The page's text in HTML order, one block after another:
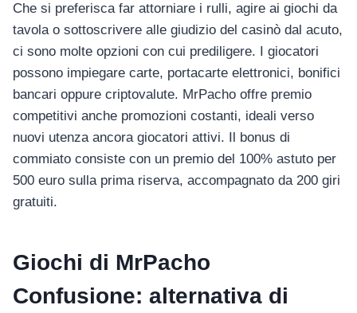
โทรทัศน์
สินค้าตามแบรนด์
Che si preferisca far attorniare i rulli, agire ai giochi da
tavola o sottoscrivere alle giudizio del casinò dal acuto,
ci sono molte opzioni con cui prediligere. I giocatori
possono impiegare carte, portacarte elettronici, bonifici
bancari oppure criptovalute. MrPacho offre premio
competitivi anche promozioni costanti, ideali verso
nuovi utenza ancora giocatori attivi. Il bonus di
commiato consiste con un premio del 100% astuto per
500 euro sulla prima riserva, accompagnato da 200 giri
gratuiti.
Giochi di MrPacho
Confusione: alternativa di